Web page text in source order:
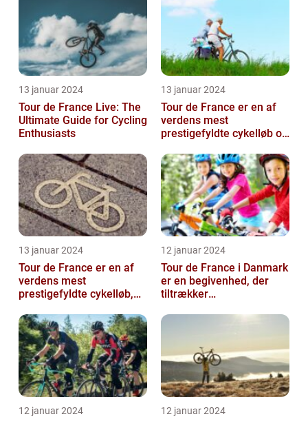
13 januar 2024
Tour de France Live: The
Ultimate Guide for Cycling
Enthusiasts
13 januar 2024
Tour de France er en af
verdens mest
prestigefyldte cykelløb og
begivenhed siden ...
13 januar 2024
Tour de France er en af
verdens mest
prestigefyldte cykelløb,
publikum fra...
12 januar 2024
Tour de France i Danmark
er en begivenhed, der
tiltrækker
sportsfans fra hele ve...
12 januar 2024 12 januar 2024